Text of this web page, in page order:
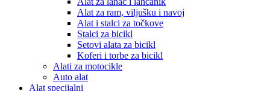
Alat za ram, viljušku i navoj
Alat i stalci za točkove
Stalci za bicikl
Setovi alata za bicikl
Koferi i torbe za bicikl
Alati za motocikle
Auto alat
Alat specijalni